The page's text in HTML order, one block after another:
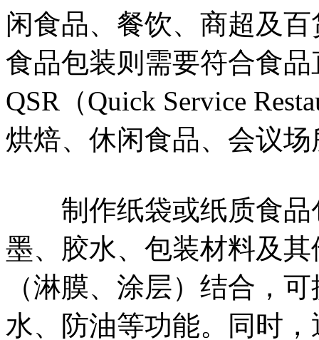
闲食品、餐饮、商超及
食品包装则需要符合食
QSR（Quick Service
烘焙、休闲食品、会议场
制作纸袋或纸质食品
墨、胶水、包装材料及
（淋膜、涂层）结合，
水、防油等功能。同时